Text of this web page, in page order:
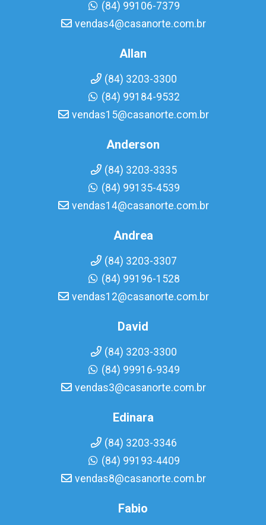
(84) 99106-7379
vendas4@casanorte.com.br
Allan
(84) 3203-3300
(84) 99184-9532
vendas15@casanorte.com.br
Anderson
(84) 3203-3335
(84) 99135-4539
vendas14@casanorte.com.br
Andrea
(84) 3203-3307
(84) 99196-1528
vendas12@casanorte.com.br
David
(84) 3203-3300
(84) 99916-9349
vendas3@casanorte.com.br
Edinara
(84) 3203-3346
(84) 99193-4409
vendas8@casanorte.com.br
Fabio